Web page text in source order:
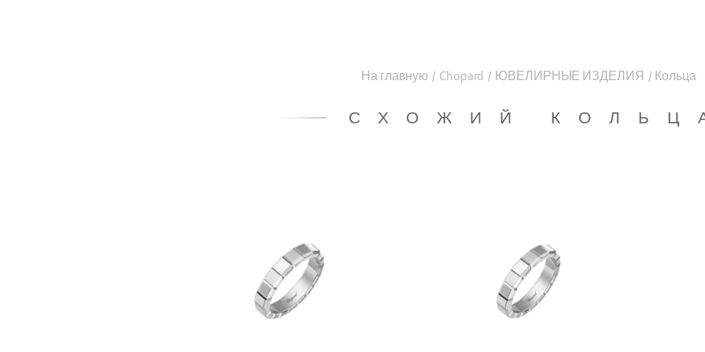
На главную / Chopard / ЮВЕЛИРНЫЕ ИЗДЕЛИЯ / Кольца
СХОЖИЙ